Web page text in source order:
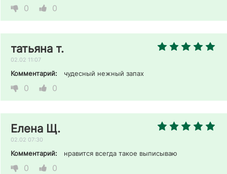
0 0
татьяна т.
02.02 11:07
Комментарий: чудесный нежный запах
0 0
Елена Щ.
02.02 07:30
Комментарий: нравится всегда такое выписываю
0 0